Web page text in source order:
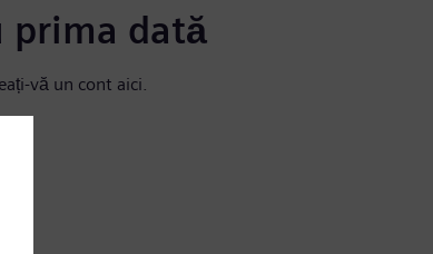
prima dată
vă un cont aici.